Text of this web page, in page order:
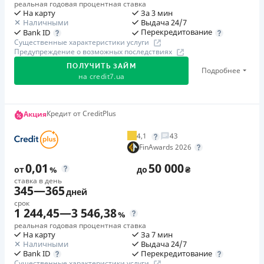
реальная годовая процентная ставка
На карту
Наличными
Bank ID
За 3 мин
Выдача 24/7
Перекредитование
Существенные характеристики услуги
Предупреждение о возможных последствиях
ПОЛУЧИТЬ ЗАЙМ
на credit7.ua
Подробнее
Акция: «Кешбэк за друга»
друг регистрируется и получает первый кредит (от
1000 грн), клиент автоматически получает 400 грн
кешбэка. Акция действует до 10.12.2026
🥉 Бронза FinAwards 2026
Бронзовый призер FinAwards 2026 «Лучшая программа
лояльности»
Первый займ
от 0,01%/день до 30 000 ₴
АкцияКредит от CreditPlus
4,1
43
FinAwards 2026
от0,01 %
ставка в день
до50 000₴
345—365дней
срок
1 244,45—3 546,38%
реальная годовая процентная ставка
На карту
Наличными
Bank ID
За 7 мин
Выдача 24/7
Перекредитование